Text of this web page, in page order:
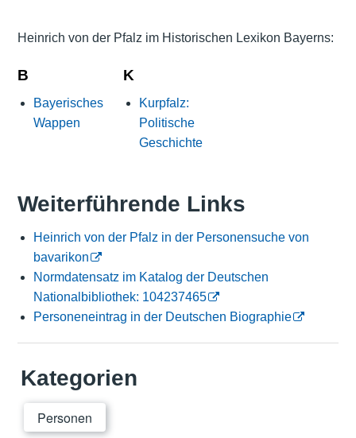
Hein­rich von der Pfalz im Historischen Lexikon Bayerns:
B
Bayerisches
Wappen
K
Kurpfalz:
Politische
Geschichte
Weiterführende Links
Hein­rich von der Pfalz in der Personensuche von
bavarikon
Normdatensatz im Katalog der Deutschen
Nationalbibliothek: 104237465
Personeneintrag in der Deutschen Biographie
Kategorien
Personen